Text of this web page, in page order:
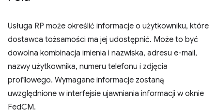
Usługa RP może określić informacje o użytkowniku, które
dostawca tożsamości ma jej udostępnić. Może to być
dowolna kombinacja imienia i nazwiska, adresu e-mail,
nazwy użytkownika, numeru telefonu i zdjęcia
profilowego. Wymagane informacje zostaną
uwzględnione w interfejsie ujawniania informacji w oknie
FedCM.